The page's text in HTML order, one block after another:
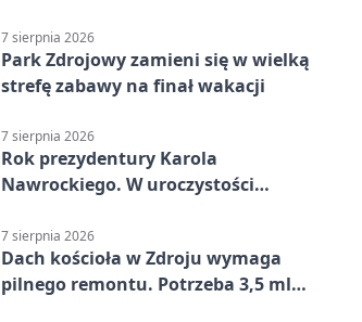
7 sierpnia 2026
Park Zdrojowy zamieni się w wielką
strefę zabawy na finał wakacji
7 sierpnia 2026
Rok prezydentury Karola
Nawrockiego. W uroczystości
7 sierpnia 2026
Dach kościoła w Zdroju wymaga
pilnego remontu. Potrzeba 3,5 mln